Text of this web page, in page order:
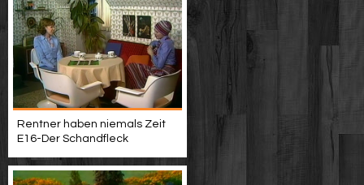
Rentner haben niemals Zeit
E16-Der Schandfleck